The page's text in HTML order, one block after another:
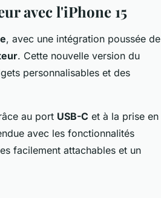
avec l'iPhone 15
, avec une intégration poussée de
. Cette nouvelle version du
personnalisables et des
au port USB-C et à la prise en
avec les fonctionnalités
facilement attachables et un